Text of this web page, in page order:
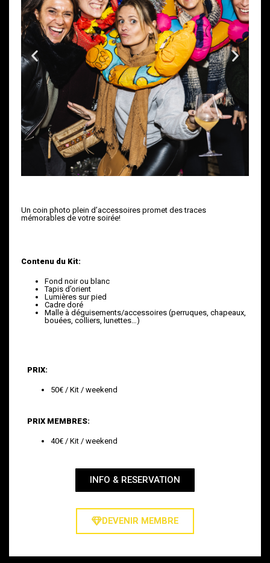
Un coin photo plein d’accessoires promet des traces
mémorables de votre soirée!
Contenu du Kit:
Fond noir ou blanc
Tapis d’orient
Lumières sur pied
Cadre doré
Malle à déguisements/accessoires (perruques, chapeaux,
bouées, colliers, lunettes…)
PRIX:
50€ / Kit / weekend
PRIX MEMBRES:
40€ / Kit / weekend
INFO & RESERVATION
DEVENIR MEMBRE